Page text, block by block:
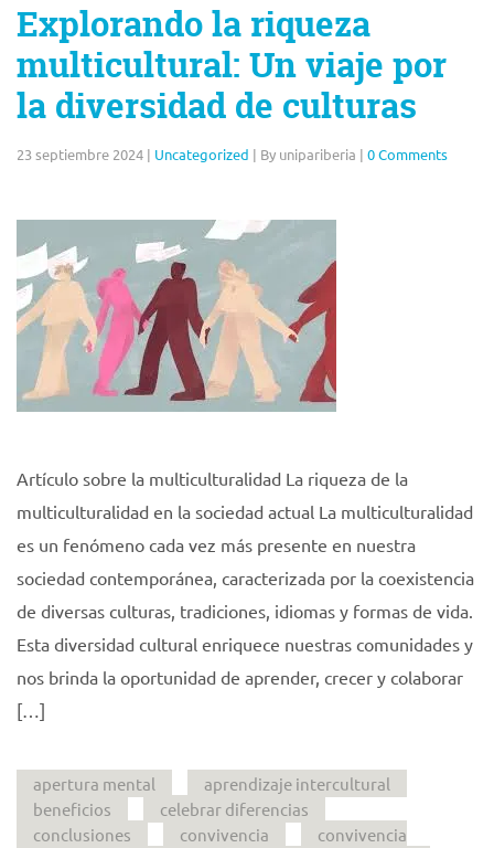
Explorando la riqueza
multicultural: Un viaje por
la diversidad de culturas
23 septiembre 2024 | Uncategorized | By unipariberia | 0 Comments
Artículo sobre la multiculturalidad La riqueza de la
multiculturalidad en la sociedad actual La multiculturalidad
es un fenómeno cada vez más presente en nuestra
sociedad contemporánea, caracterizada por la coexistencia
de diversas culturas, tradiciones, idiomas y formas de vida.
Esta diversidad cultural enriquece nuestras comunidades y
nos brinda la oportunidad de aprender, crecer y colaborar
[…]
apertura mental
aprendizaje intercultural
beneficios
celebrar diferencias
conclusiones
convivencia
convivencia